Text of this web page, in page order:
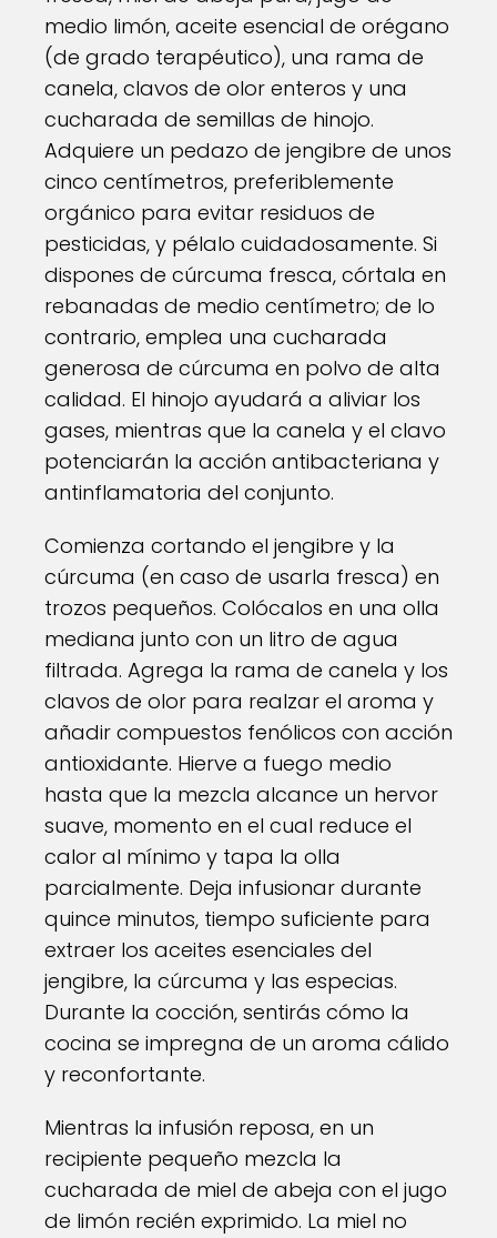
medio limón, aceite esencial de orégano
(de grado terapéutico), una rama de
canela, clavos de olor enteros y una
cucharada de semillas de hinojo.
Adquiere un pedazo de jengibre de unos
cinco centímetros, preferiblemente
orgánico para evitar residuos de
pesticidas, y pélalo cuidadosamente. Si
dispones de cúrcuma fresca, córtala en
rebanadas de medio centímetro; de lo
contrario, emplea una cucharada
generosa de cúrcuma en polvo de alta
calidad. El hinojo ayudará a aliviar los
gases, mientras que la canela y el clavo
potenciarán la acción antibacteriana y
antinflamatoria del conjunto.
Comienza cortando el jengibre y la
cúrcuma (en caso de usarla fresca) en
trozos pequeños. Colócalos en una olla
mediana junto con un litro de agua
filtrada. Agrega la rama de canela y los
clavos de olor para realzar el aroma y
añadir compuestos fenólicos con acción
antioxidante. Hierve a fuego medio
hasta que la mezcla alcance un hervor
suave, momento en el cual reduce el
calor al mínimo y tapa la olla
parcialmente. Deja infusionar durante
quince minutos, tiempo suficiente para
extraer los aceites esenciales del
jengibre, la cúrcuma y las especias.
Durante la cocción, sentirás cómo la
cocina se impregna de un aroma cálido
y reconfortante.
Mientras la infusión reposa, en un
recipiente pequeño mezcla la
cucharada de miel de abeja con el jugo
de limón recién exprimido. La miel no